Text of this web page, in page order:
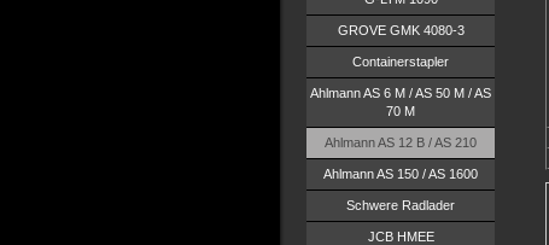
GROVE GMK 4080-3
Containerstapler
Ahlmann AS 6 M / AS 50 M / AS
70 M
Ahlmann AS 12 B / AS 210
Ahlmann AS 150 / AS 1600
Schwere Radlader
JCB HMEE